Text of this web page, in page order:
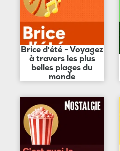
Brice d'été - Voyagez
à travers les plus
belles plages du
monde